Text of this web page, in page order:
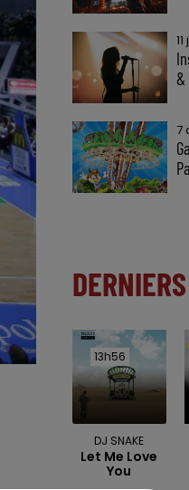
&
7
13h56
13h56
DJ SNAKE
Let Me Love
You